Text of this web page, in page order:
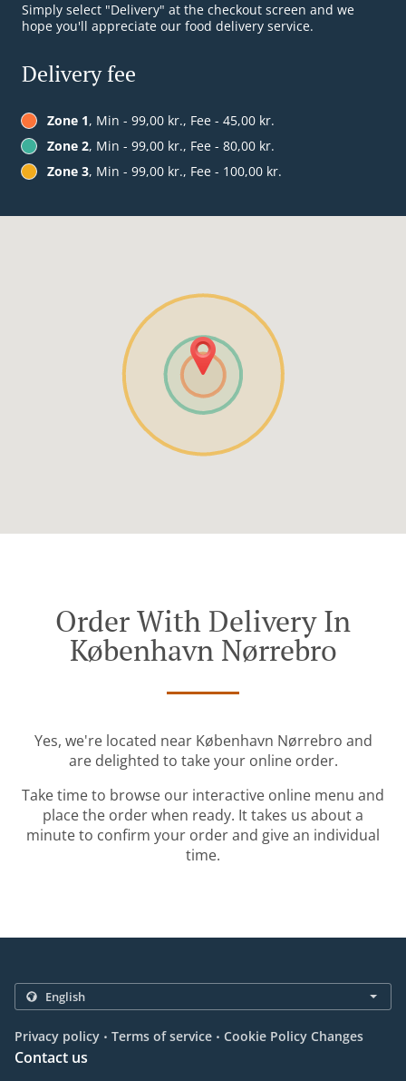
Simply select "Delivery" at the checkout screen and we
hope you'll appreciate our food delivery service.
Delivery fee
Zone 1, Min - 99,00 kr., Fee - 45,00 kr.
Zone 2, Min - 99,00 kr., Fee - 80,00 kr.
Zone 3, Min - 99,00 kr., Fee - 100,00 kr.
Order With Delivery In
København Nørrebro
Yes, we're located near København Nørrebro and
are delighted to take your online order.
Take time to browse our interactive online menu and
place the order when ready. It takes us about a
minute to confirm your order and give an individual
time.
Privacy policy . Terms of service . Cookie Policy Changes
Contact us